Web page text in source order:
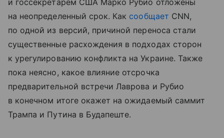
на неопределенный срок. Как сообщает CNN,
по одной из версий, причиной переноса стали
существенные расхождения в подходах сторон
к урегулированию конфликта на Украине. Также
пока неясно, какое влияние отсрочка
предварительной встречи Лаврова и Рубио
в конечном итоге окажет на ожидаемый саммит
Трампа и Путина в Будапеште.